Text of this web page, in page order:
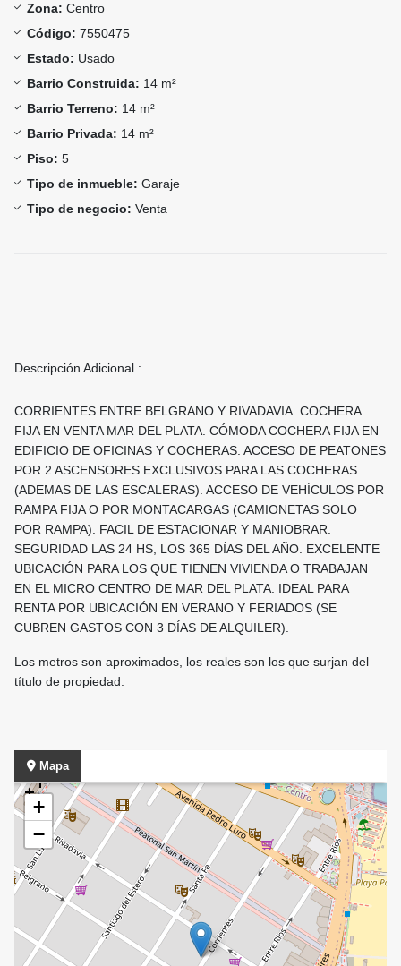
Zona: Centro
Código: 7550475
Estado: Usado
Barrio Construida: 14 m²
Barrio Terreno: 14 m²
Barrio Privada: 14 m²
Piso: 5
Tipo de inmueble: Garaje
Tipo de negocio: Venta
Descripción Adicional :
CORRIENTES ENTRE BELGRANO Y RIVADAVIA. COCHERA
FIJA EN VENTA MAR DEL PLATA. CÓMODA COCHERA FIJA EN
EDIFICIO DE OFICINAS Y COCHERAS. ACCESO DE PEATONES
POR 2 ASCENSORES EXCLUSIVOS PARA LAS COCHERAS
(ADEMAS DE LAS ESCALERAS). ACCESO DE VEHÍCULOS POR
RAMPA FIJA O POR MONTACARGAS (CAMIONETAS SOLO
POR RAMPA). FACIL DE ESTACIONAR Y MANIOBRAR.
SEGURIDAD LAS 24 HS, LOS 365 DÍAS DEL AÑO. EXCELENTE
UBICACIÓN PARA LOS QUE TIENEN VIVIENDA O TRABAJAN
EN EL MICRO CENTRO DE MAR DEL PLATA. IDEAL PARA
RENTA POR UBICACIÓN EN VERANO Y FERIADOS (SE
CUBREN GASTOS CON 3 DÍAS DE ALQUILER).
Los metros son aproximados, los reales son los que surjan del
título de propiedad.
Mapa
+
−